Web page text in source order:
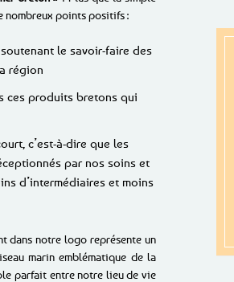
nombreux points positifs :
le savoir-faire des
région
ces produits bretons qui
c’est-à-dire que les
par nos soins et
d’intermédiaires et moins
dans notre logo représente un
marin emblématique de la
parfait entre notre lieu de vie